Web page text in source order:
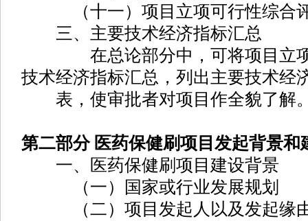
（十一）项目立项可行性综合
三、主要技术经济指标汇总
在总论部分中，可将项目立项
技术经济指标汇总，列出主要技术经
表，使审批者对项目作全貌了解
第二部分 医药保健刷项目发起背景和
一、医药保健刷项目建设背景
（一）国家或行业发展规划
（二）项目发起人以及发起缘